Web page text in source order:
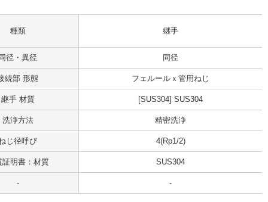
種類 継手
径・異径 同径
続部 形態 フェルールｘ管用ねじ
継手 材質 [SUS304] SUS304
洗浄方法 精密洗浄
じ径呼び 4(Rp1/2)
証明書：材質 SUS304
- -